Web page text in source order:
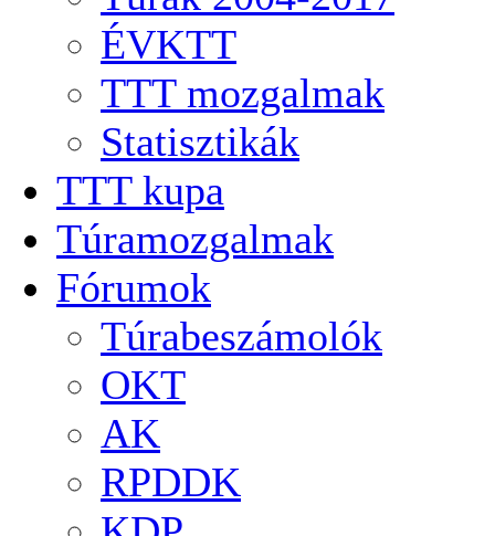
ÉVKTT
TTT mozgalmak
Statisztikák
TTT kupa
Túramozgalmak
Fórumok
Túrabeszámolók
OKT
AK
RPDDK